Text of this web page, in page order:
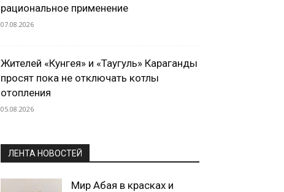
рациональное применение
07.08.2026
Жителей «Кунгея» и «Таугуль» Караганды
просят пока не отключать котлы
отопления
05.08.2026
ЛЕНТА НОВОСТЕЙ
Мир Абая в красках и